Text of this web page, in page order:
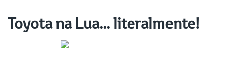
Toyota na Lua... literalmente!